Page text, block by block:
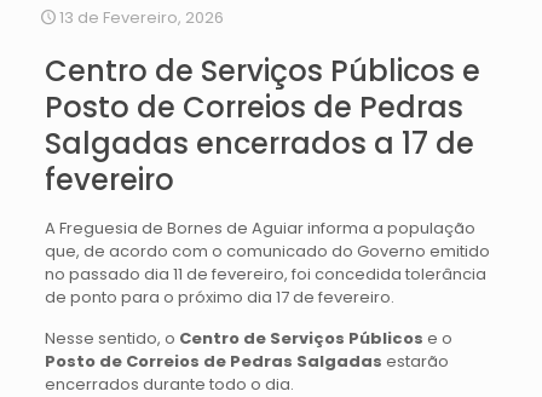
13 de Fevereiro, 2026
Centro de Serviços Públicos e
Posto de Correios de Pedras
Salgadas encerrados a 17 de
fevereiro
A Freguesia de Bornes de Aguiar informa a população
que, de acordo com o comunicado do Governo emitido
no passado dia 11 de fevereiro, foi concedida tolerância
de ponto para o próximo dia 17 de fevereiro.
Nesse sentido, o Centro de Serviços Públicos e o
Posto de Correios de Pedras Salgadas estarão
encerrados durante todo o dia.